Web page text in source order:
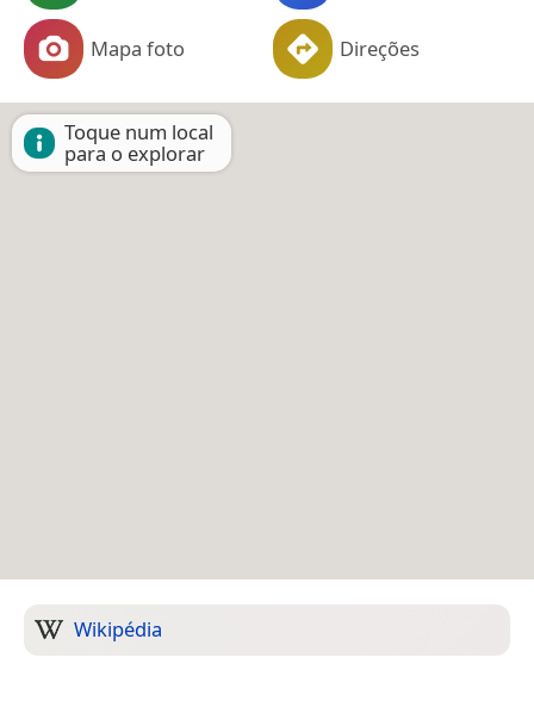
Mapa foto Direções
Toque num local
para o explorar
Wikipédia